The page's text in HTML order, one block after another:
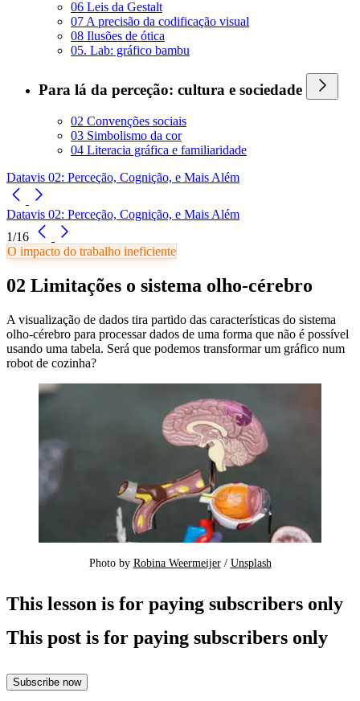
06 Leis da Gestalt
07 A precisão da codificação visual
08 Ilusões de ótica
05. Lab: gráfico bambu
Para lá da perceção: cultura e sociedade
02 Convenções sociais
03 Simbolismo da cor
04 Literacia gráfica e familiaridade
Datavis 02: Perceção, Cognição, e Mais Além
Datavis 02: Perceção, Cognição, e Mais Além
1/16
O impacto do trabalho ineficiente
02 Limitações o sistema olho-cérebro
A visualização de dados tira partido das características do sistema
olho-cérebro para processar dados de uma forma que não é possível
usando uma tabela. Será que podemos transformar um gráfico num
robot de cozinha?
Photo by Robina Weermeijer / Unsplash
This lesson is for paying subscribers only
This post is for paying subscribers only
Subscribe now